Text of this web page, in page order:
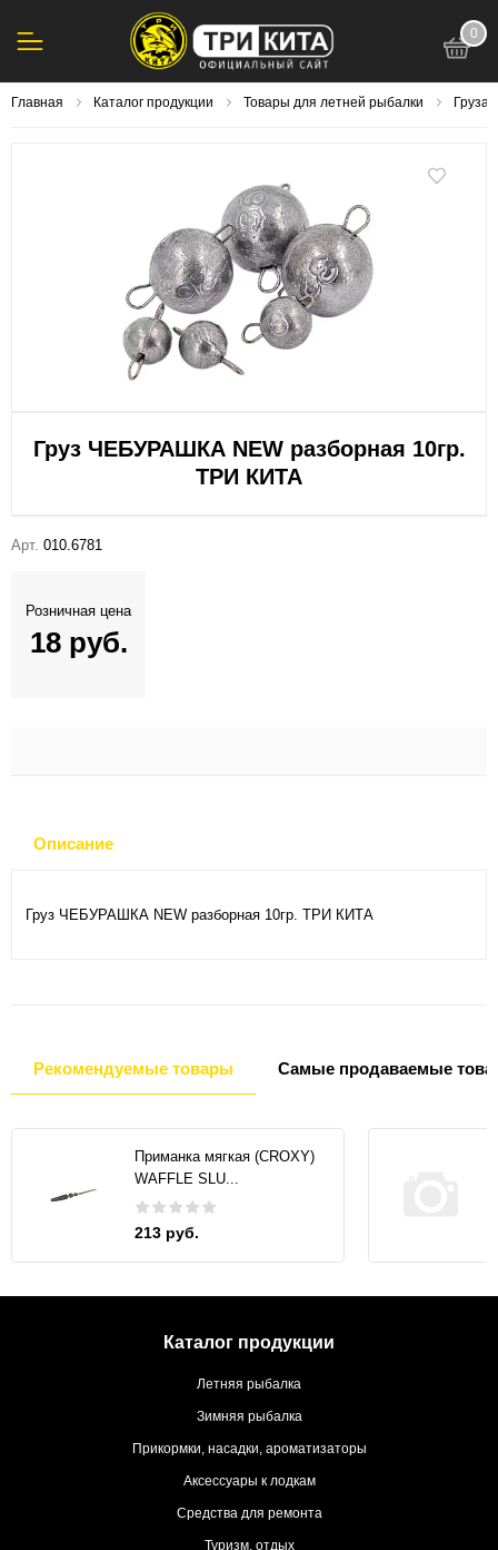
0
Главная Каталог продукции Товары для летней рыбалки Груза,
Груз ЧЕБУРАШКА NEW разборная 10гр.
ТРИ КИТА
Арт. 010.6781
Розничная цена
18 руб.
Описание
Груз ЧЕБУРАШКА NEW разборная 10гр. ТРИ КИТА
Рекомендуемые товары Самые продаваемые
Приманка мягкая (CROXY)
WAFFLE SLU...
213 руб.
Каталог продукции
Летняя рыбалка
Зимняя рыбалка
Прикормки, насадки, ароматизаторы
Аксессуары к лодкам
Средства для ремонта
Туризм, отдых